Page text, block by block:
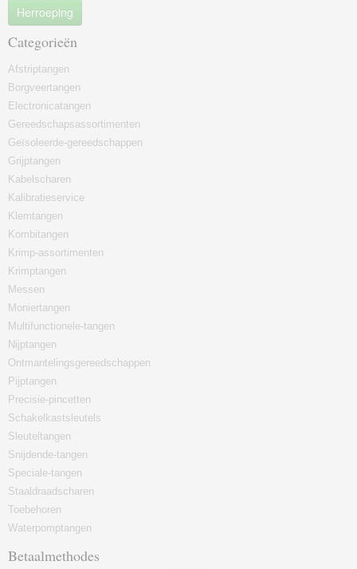
Herroeping
Categorieën
Afstriptangen
Borgveertangen
Electronicatangen
Gereedschapsassortimenten
Geïsoleerde-gereedschappen
Grijptangen
Kabelscharen
Kalibratieservice
Klemtangen
Kombitangen
Krimp-assortimenten
Krimptangen
Messen
Moniertangen
Multifunctionele-tangen
Nijptangen
Ontmantelingsgereedschappen
Pijptangen
Precisie-pincetten
Schakelkastsleutels
Sleuteltangen
Snijdende-tangen
Speciale-tangen
Staaldraadscharen
Toebehoren
Waterpomptangen
Betaalmethodes